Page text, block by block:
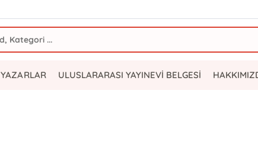
YAZARLAR ULUSLARARASI YAYINEVİ BELGESİ